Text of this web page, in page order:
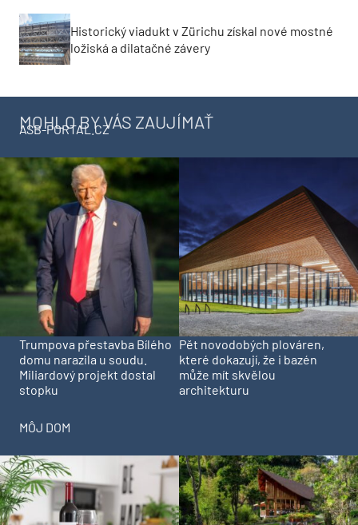
Historický viadukt v Zürichu získal nové mostné
ložiská a dilatačné závery
MOHLO BY VÁS ZAUJÍMAŤ
ASB-PORTAL.CZ
Trumpova přestavba Bílého
domu narazila u soudu.
Miliardový projekt dostal
stopku
Pět novodobých plováren,
které dokazují, že i bazén
může mít skvělou
architekturu
MÔJ DOM